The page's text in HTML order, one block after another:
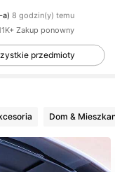
a) 8 godzin(y) temu
Zakup ponowny
przedmioty
Dom &